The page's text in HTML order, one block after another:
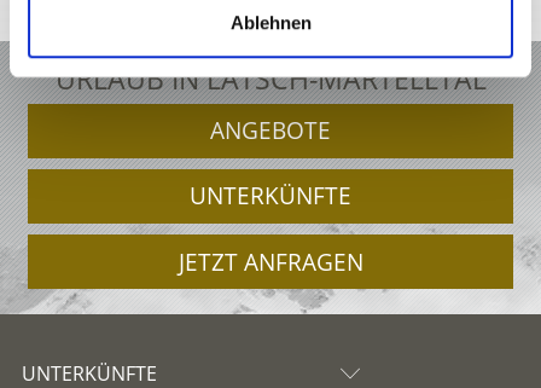
Ablehnen
info@latsch.it
URLAUB IN LATSCH-MARTELLTAL
ANGEBOTE
UNTERKÜNFTE
JETZT ANFRAGEN
UNTERKÜNFTE